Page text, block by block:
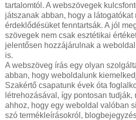
tartalomtól. A webszövegek
játszanak abban, hogy a látogatókat
érdeklődésüket fenntartsák. A jól
szövegek nem csak esztétikai
jelentősen hozzájárulnak a
is.
A webszöveg írás egy olyan
abban, hogy weboldalunk
Szakértő csapatunk évek óta
létrehozásával, így pontosan tudják,
ahhoz, hogy egy weboldal valóban
szó termékleírásokról,